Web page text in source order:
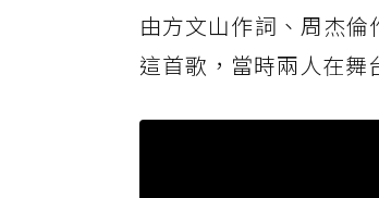
由方文山作詞、周杰
這首歌，當時兩人在舞